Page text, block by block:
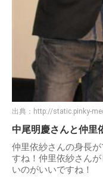
出典： http://static.pinky-
中尾明慶さんと仲里
仲里依紗さんの身長
すね！仲里依紗さん
いのがいいですね！